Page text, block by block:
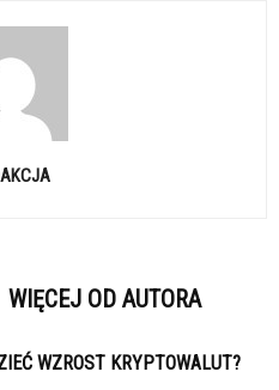
WIĘCEJ OD AUTORA
WZROST KRYPTOWALUT?